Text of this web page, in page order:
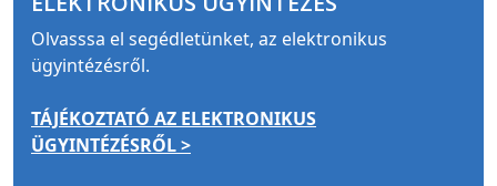
Olvasssa el segédletünket, az elektronikus
ügyintézésről.
TÁJÉKOZTATÓ AZ ELEKTRONIKUS
ÜGYINTÉZÉSRŐL >